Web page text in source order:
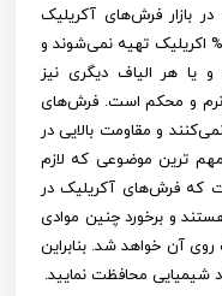
بازار فرش‌های آکریلیک
هستند. فرش‌هایی که معمولاً با الیاف ۱۰۰% اکریلیک تهیه نمی‌شوند و
یا هر الیاف دیگری نیز
نرم و محکم است. فرش‌های
و مقاومت بالایی در
ترین موضوعی که لازم
که فرش‌های آکریلیک در
و برخورد چنین موادی
آن خواهد شد. بنابراین
شیمیایی محافظت نمایید.